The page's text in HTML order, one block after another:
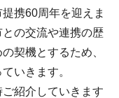
携60周年を迎えま
の交流や連携の歴
契機とするため、
いきます。
紹介していきます